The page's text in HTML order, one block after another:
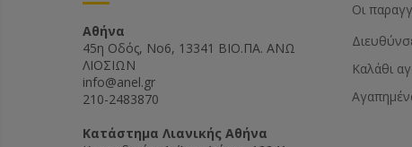
Αθήνα
45η Οδός, Νο6, 13341 ΒΙΟ.ΠΑ. ΑΝΩ
ΛΙΟΣΙΩΝ
info@anel.gr
210-2483870
Kατάστημα Λιανικής Αθήνα
Οι
Καλάθι